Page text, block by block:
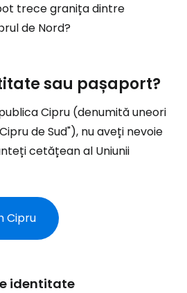
trece granița dintre
de Nord?
sau pașaport?
Cipru (denumită uneori
de Sud"), nu aveți nevoie
cetățean al Uniunii
Cipru
identitate